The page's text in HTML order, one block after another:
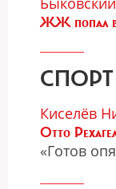
ЖЖ попал
СПОРТ
Киселёв
Отто
«Готов